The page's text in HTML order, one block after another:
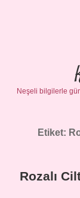
Neşeli bilgilerle
Etiket:
Rozalı